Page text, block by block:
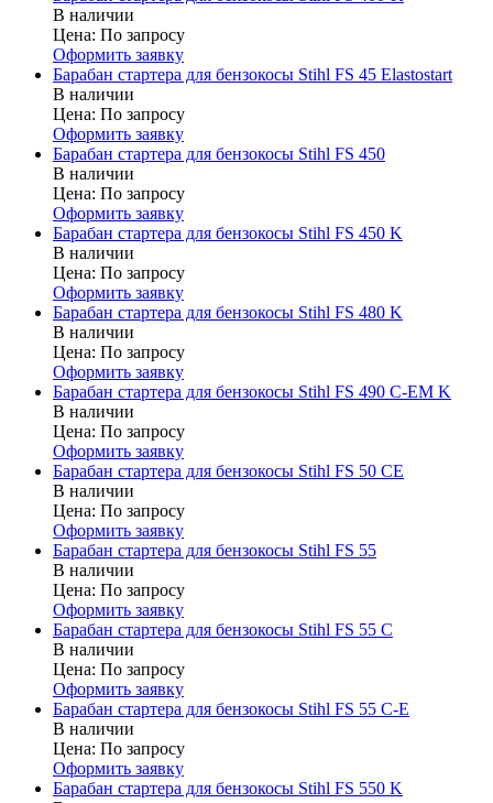
В наличии
Цена: По запросу
Оформить заявку
Барабан стартера для бензокосы Stihl FS 45 Elastostart
В наличии
Цена: По запросу
Оформить заявку
Барабан стартера для бензокосы Stihl FS 450
В наличии
Цена: По запросу
Оформить заявку
Барабан стартера для бензокосы Stihl FS 450 K
В наличии
Цена: По запросу
Оформить заявку
Барабан стартера для бензокосы Stihl FS 480 K
В наличии
Цена: По запросу
Оформить заявку
Барабан стартера для бензокосы Stihl FS 490 C-EM K
В наличии
Цена: По запросу
Оформить заявку
Барабан стартера для бензокосы Stihl FS 50 CE
В наличии
Цена: По запросу
Оформить заявку
Барабан стартера для бензокосы Stihl FS 55
В наличии
Цена: По запросу
Оформить заявку
Барабан стартера для бензокосы Stihl FS 55 C
В наличии
Цена: По запросу
Оформить заявку
Барабан стартера для бензокосы Stihl FS 55 C-E
В наличии
Цена: По запросу
Оформить заявку
Барабан стартера для бензокосы Stihl FS 550 K